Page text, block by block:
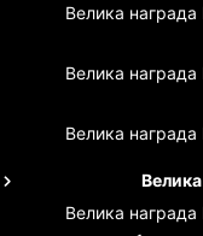
Велика
Велика
Велика
Велика